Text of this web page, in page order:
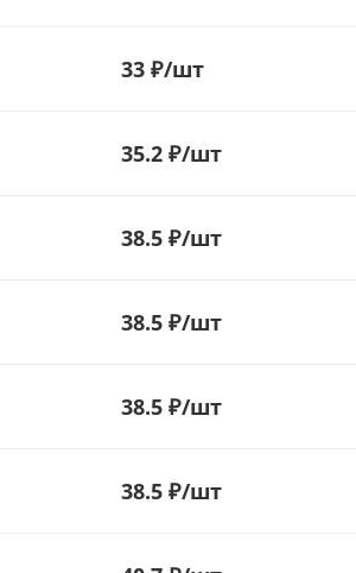
33 ₽/шт
35.2 ₽/шт
38.5 ₽/шт
38.5 ₽/шт
38.5 ₽/шт
38.5 ₽/шт